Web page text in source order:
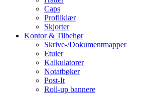
Caps
Profilklær
Skjorter
Kontor & Tilbehør
Skrive-/Dokumentmapper
Etuier
Kalkulatorer
Notatbøker
Post-It
Roll-up bannere